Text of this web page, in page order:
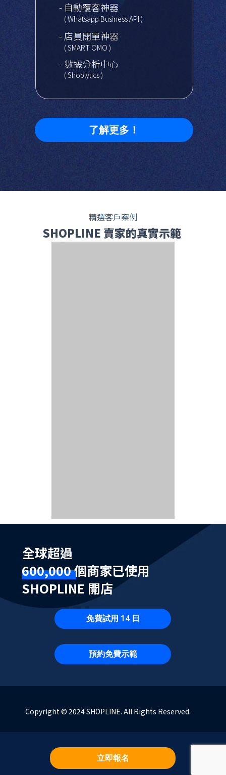
- 自動覆客神器
( Whatsapp Business API )
- 店員開單神器
( SMART OMO )
- 數據分析中心
( Shoplytics )
了解更多！
精選客戶案例
SHOPLINE 賣家的真實示範
全球超過
600,000 個商家已使用
SHOPLINE 開店
免費試用 14 日
預約免費示範
Copyright © 2024 SHOPLINE. All Rights Reserved.
立即報名